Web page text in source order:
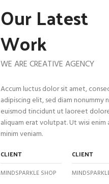
Our Latest
Work
WE ARE CREATIVE AGENCY
Accum luctus dolor sit amet,
adipiscing elit, sed diam nonummy
euismod tincidunt ut laoreet
aliquam erat volutpat. Ut wisi enim
minim veniam.
CLIENT
MINDSPARKLE SHOP
CLIENT